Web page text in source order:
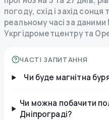
погоду, схід і захід сонця
реальному часі за даними
Укргідрометцентру та
ЧАСТІ ЗАПИТАННЯ
Чи буде магнітна
Чи можна побачити
Дніпрограді?